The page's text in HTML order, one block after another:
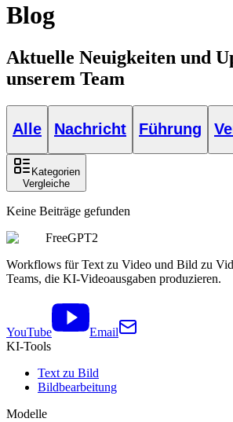
Blog
Aktuelle Neuigkeiten und
unserem Team
Alle Nachricht Führung
Kategorien
Vergleiche
Keine Beiträge gefunden
FreeGPT2
Workflows für Text zu Video und Bild zu
Teams, die KI-Videoausgaben produzieren.
YouTube
Email
KI-Tools
Text zu Bild
Bildbearbeitung
Modelle